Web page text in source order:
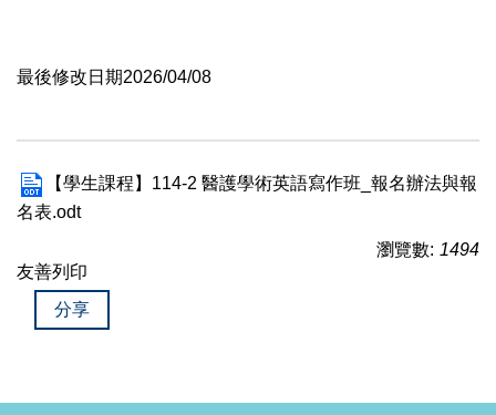
最後修改日期2026/04/08
【學生課程】114-2 醫護學術英語寫作班_報名辦法與報
名表.odt
瀏覽數: 1494
友善列印
分享